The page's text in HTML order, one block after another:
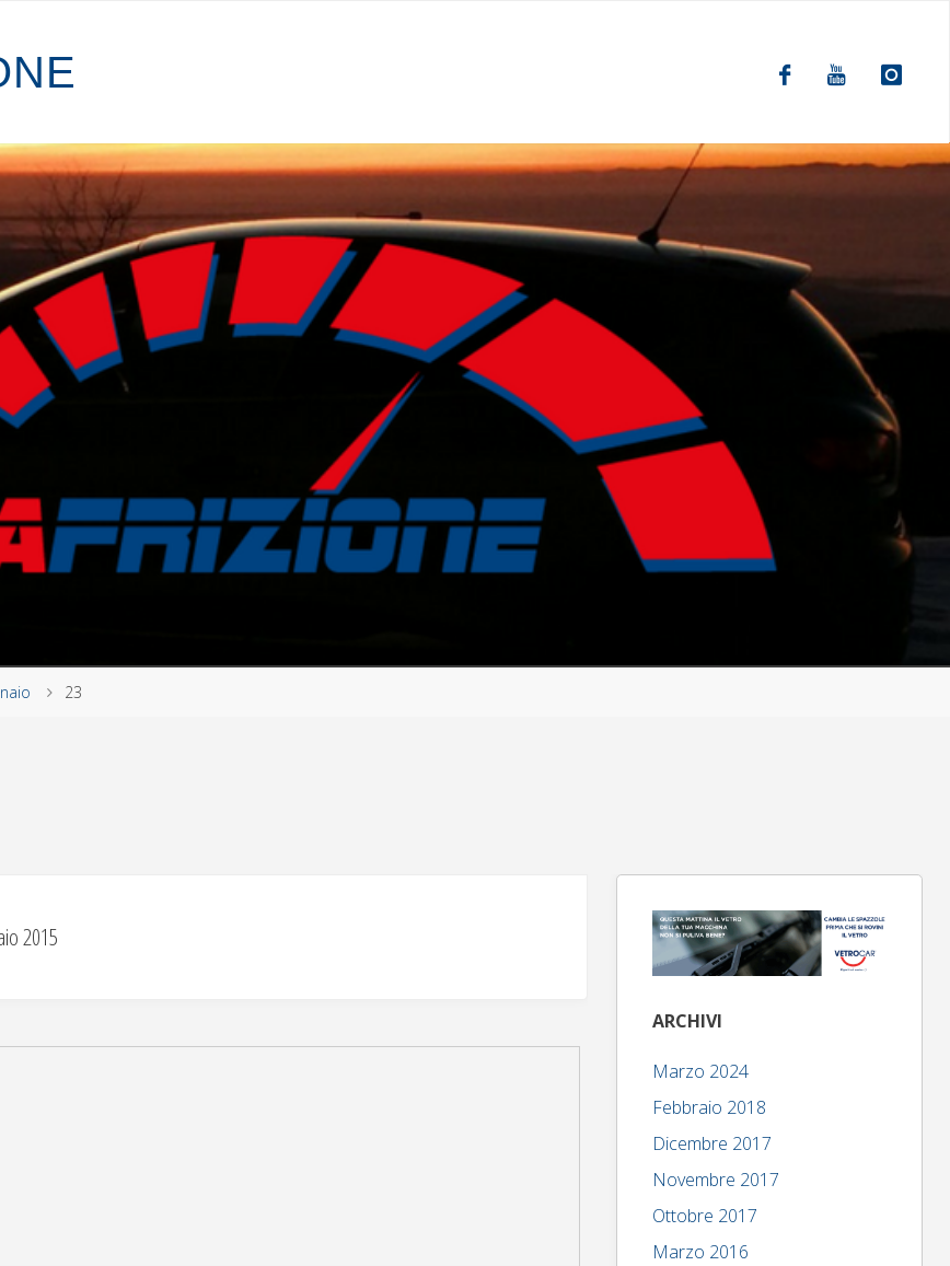
NE
23
2015
ARCHIVI
Marzo 2024
Febbraio 2018
Dicembre 2017
Novembre 2017
Ottobre 2017
Marzo 2016